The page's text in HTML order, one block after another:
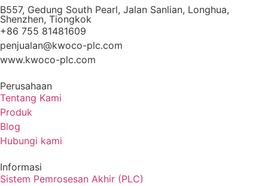
B557, Gedung South Pearl, Jalan Sanlian, Longhua,
Shenzhen, Tiongkok
+86 755 81481609
penjualan@kwoco-plc.com
www.kwoco-plc.com
Perusahaan
Tentang Kami
Produk
Blog
Hubungi kami
Informasi
Sistem Pemrosesan Akhir (PLC)